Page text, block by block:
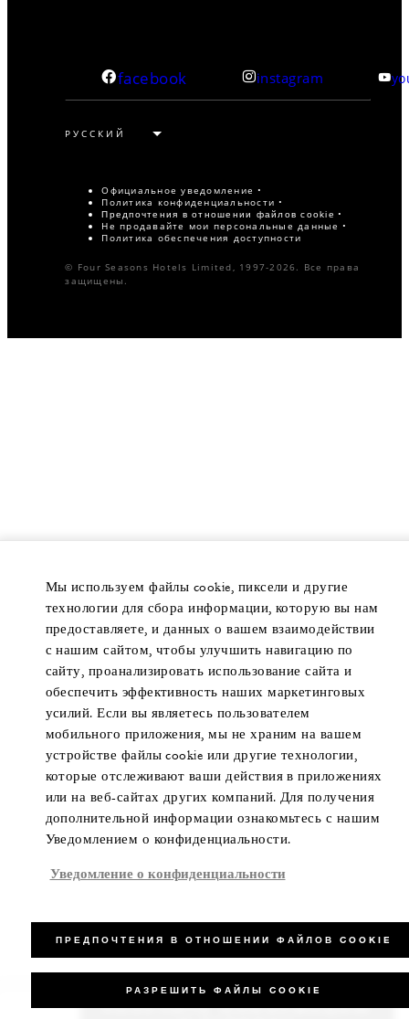
ПОЛУЧИТЬ ИНФОРМАЦИЮ
facebook instagram
Официальное уведомление
Политика конфиденциальности
Предпочтения в отношении файлов cookie
Не продавайте мои персональные данные
Политика обеспечения доступности
© Four Seasons Hotels Limited, 1997-2026. Все права
защищены.
Мы используем файлы cookie, пиксели и другие
технологии для сбора информации, которую вы нам
предоставляете, и данных о вашем взаимодействии
с нашим сайтом, чтобы улучшить навигацию по
сайту, проанализировать использование сайта и
обеспечить эффективность наших маркетинговых
усилий. Если вы являетесь пользователем
мобильного приложения, мы не храним на вашем
устройстве файлы cookie или другие технологии,
которые отслеживают ваши действия в приложениях
или на веб-сайтах других компаний. Для получения
дополнительной информации ознакомьтесь с нашим
Уведомлением о конфиденциальности.
Уведомление о конфиденциальности
ПРЕДПОЧТЕНИЯ В ОТНОШЕНИИ ФАЙЛОВ COOKIE
РАЗРЕШИТЬ ФАЙЛЫ COOKIE